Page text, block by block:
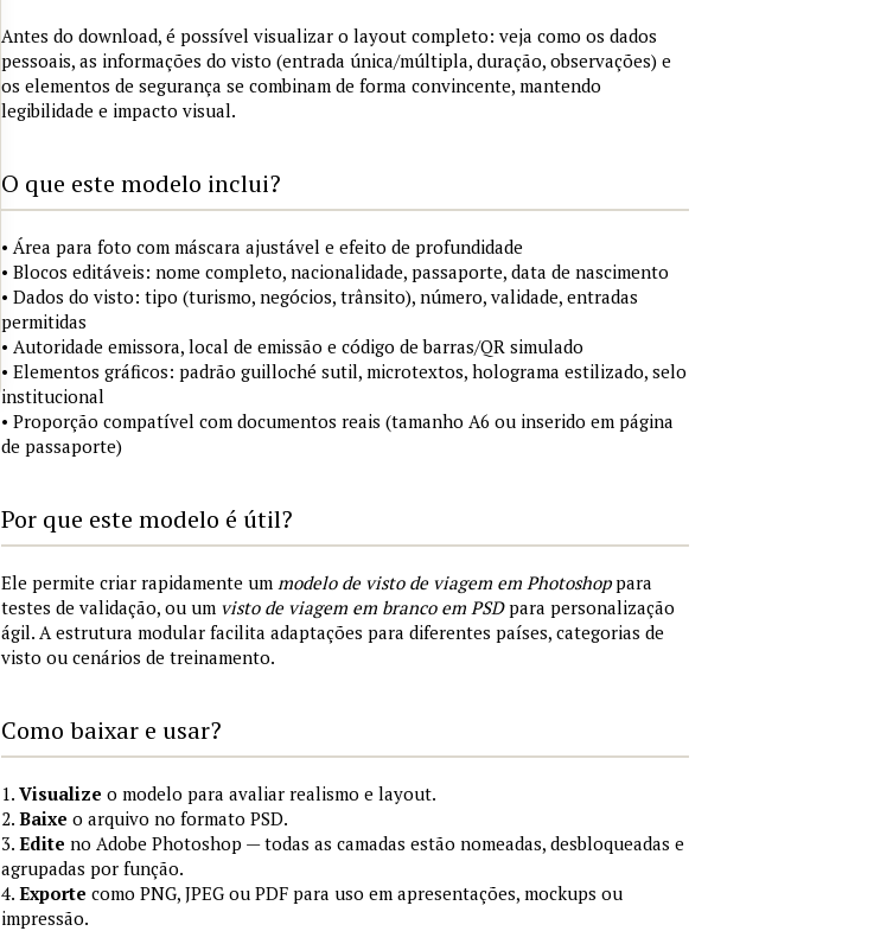
Antes do download, é possível visualizar o layout completo: veja como os dados
pessoais, as informações do visto (entrada única/múltipla, duração, observações) e
os elementos de segurança se combinam de forma convincente, mantendo
legibilidade e impacto visual.
O que este modelo inclui?
• Área para foto com máscara ajustável e efeito de profundidade
• Blocos editáveis: nome completo, nacionalidade, passaporte, data de nascimento
• Dados do visto: tipo (turismo, negócios, trânsito), número, validade, entradas
permitidas
• Autoridade emissora, local de emissão e código de barras/QR simulado
• Elementos gráficos: padrão guilloché sutil, microtextos, holograma estilizado, selo
institucional
• Proporção compatível com documentos reais (tamanho A6 ou inserido em página
de passaporte)
Por que este modelo é útil?
Ele permite criar rapidamente um modelo de visto de viagem em Photoshoppara
testes de validação, ou um visto de viagem em branco em PSDpara personalização
ágil. A estrutura modular facilita adaptações para diferentes países, categorias de
visto ou cenários de treinamento.
Como baixar e usar?
1. Visualize o modelo para avaliar realismo e layout.
2. Baixe o arquivo no formato PSD.
3. Edite no Adobe Photoshop — todas as camadas estão nomeadas, desbloqueadas e
agrupadas por função.
4. Exporte como PNG, JPEG ou PDF para uso em apresentações, mockups ou
impressão.